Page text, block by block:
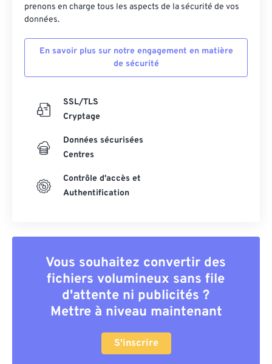
prenons en charge tous les aspects de la sécurité de vos
données.
En savoir plus sur notre engagement en matière
de sécurité
SSL/TLS
Cryptage
Données sécurisées
Centres
Contrôle d'accès et
Authentification
Vous souhaitez convertir des
fichiers volumineux sans file
d'attente ni publicités ?
Mettre à niveau maintenant
S'inscrire